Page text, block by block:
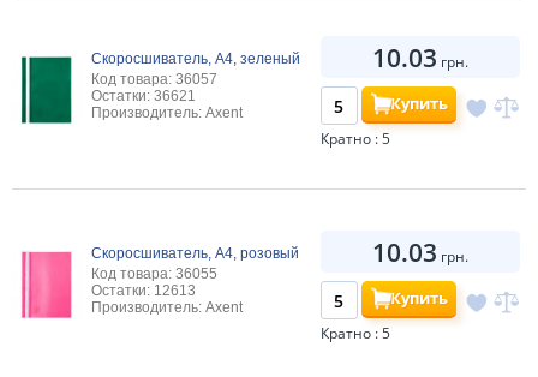
Скоросшиватель, А4, зеленый
Код товара: 36057
Остатки: 36621
Производитель: Axent
10.03 грн.
Купить
Кратно : 5
Скоросшиватель, А4, розовый
Код товара: 36055
Остатки: 12613
Производитель: Axent
10.03 грн.
Купить
Кратно : 5